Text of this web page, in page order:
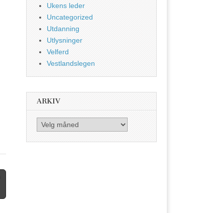
Ukens leder
Uncategorized
Utdanning
Utlysninger
Velferd
Vestlandslegen
ARKIV
Arkiv